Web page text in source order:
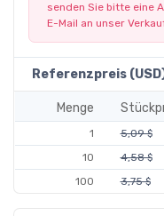
senden Sie bitte eine
E-Mail an unser
Referenzpreis
Menge
1 5,09 $
10
4,58 $
100
3,75 $